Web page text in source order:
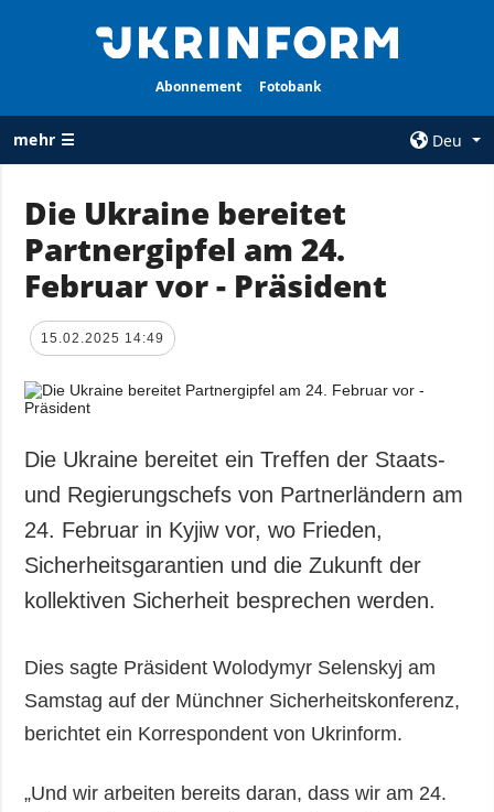
Abonnement Fotobank
mehr ☰
Deu
ALLE
RUBRIKEN
Krieg
Wiederaufbau
Politik
Militär
Gesellschaft und
Kultur
Sport
Kriminalität
Notfälle
AGENTUR
Über uns
Politik zur
personenbezogener
ZUSÄTZLICH
Veröffentlichungen
LEISTUNGEN
Abonnement
Die Ukraine bereitet
Partnergipfel am 24.
Februar vor - Präsident
15.02.2025 14:49
Die Ukraine bereitet ein Treffen der Staats-
und Regierungschefs von Partnerländern am
24. Februar in Kyjiw vor, wo Frieden,
Sicherheitsgarantien und die Zukunft der
kollektiven Sicherheit besprechen werden.
Dies sagte Präsident Wolodymyr Selenskyj am
Samstag auf der Münchner Sicherheitskonferenz,
berichtet ein Korrespondent von Ukrinform.
„Und wir arbeiten bereits daran, dass wir am 24.